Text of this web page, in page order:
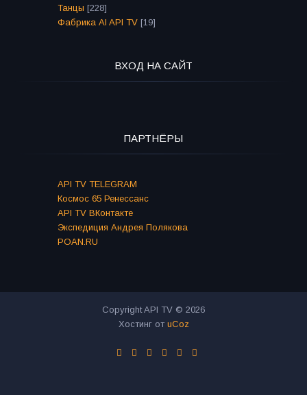
Танцы [228]
Фабрика AI API TV [19]
ВХОД НА САЙТ
ПАРТНЁРЫ
API TV TELEGRAM
Космос 65 Ренессанс
API TV ВКонтакте
Экспедиция Андрея Полякова
POAN.RU
Copyright API TV © 2026
Хостинг от uCoz